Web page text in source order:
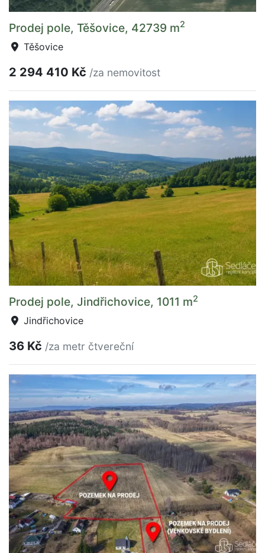
Prodej pole, Těšovice, 42739 m2
Těšovice
2 294 410 Kč /za nemovitost
Prodej pole, Jindřichovice, 1011 m2
Jindřichovice
36 Kč /za metr čtvereční